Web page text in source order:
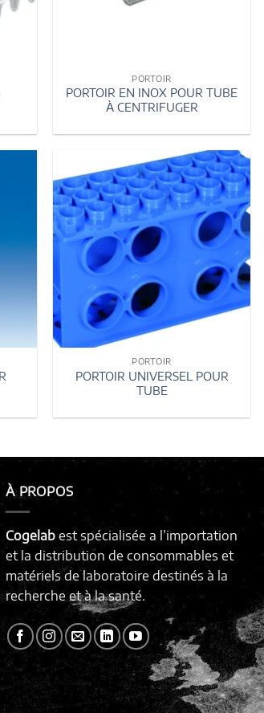
PORTOIR
PORTOIR EN INOX POUR TUBE
À CENTRIFUGER
PORTOIR
PORTOIR UNIVERSEL POUR
TUBE
À PROPOS
Cogelab est spécialisée a l’importation
et la distribution de consommables et
matériels de laboratoire destinés à la
recherche et à la santé.